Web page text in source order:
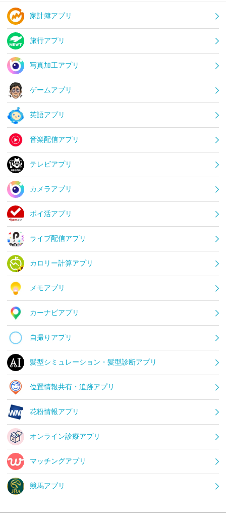
家計簿アプリ
旅行アプリ
写真加工アプリ
ゲームアプリ
英語アプリ
音楽配信アプリ
テレビアプリ
カメラアプリ
ポイ活アプリ
ライブ配信アプリ
カロリー計算アプリ
メモアプリ
カーナビアプリ
自撮りアプリ
髪型シミュレーション・髪型診断アプリ
位置情報共有・追跡アプリ
花粉情報アプリ
オンライン診療アプリ
マッチングアプリ
競馬アプリ